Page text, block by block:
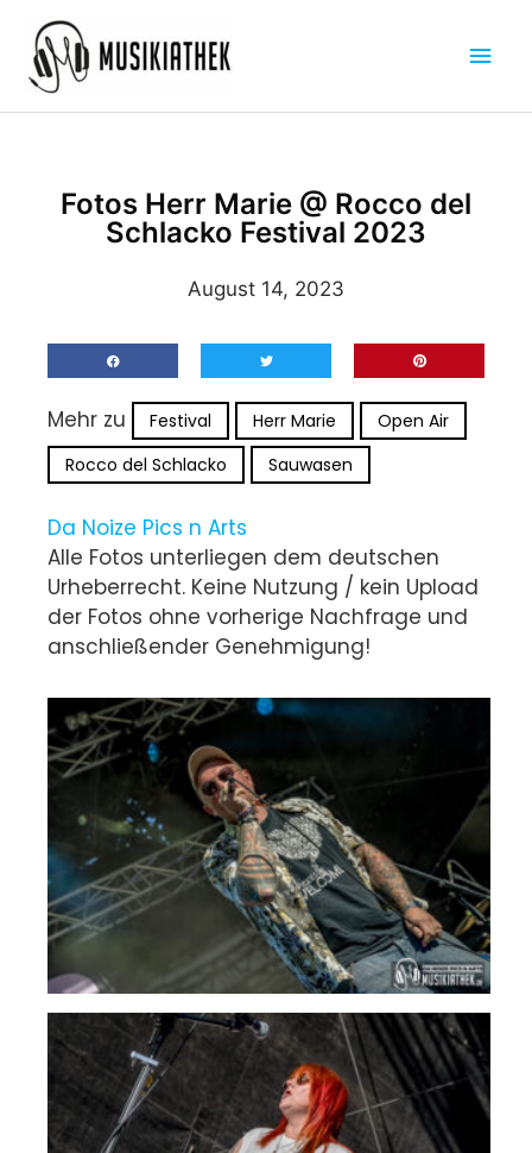
Inhalt
springen
Fotos Herr Marie @ Rocco del
Schlacko Festival 2023
August 14, 2023
Mehr zu Festival Herr Marie
Open Air
Rocco del Schlacko
Sauwasen
Da Noize Pics n Arts
Alle Fotos unterliegen dem deutschen
Urheberrecht. Keine Nutzung / kein Upload
der Fotos ohne vorherige Nachfrage und
anschließender Genehmigung!